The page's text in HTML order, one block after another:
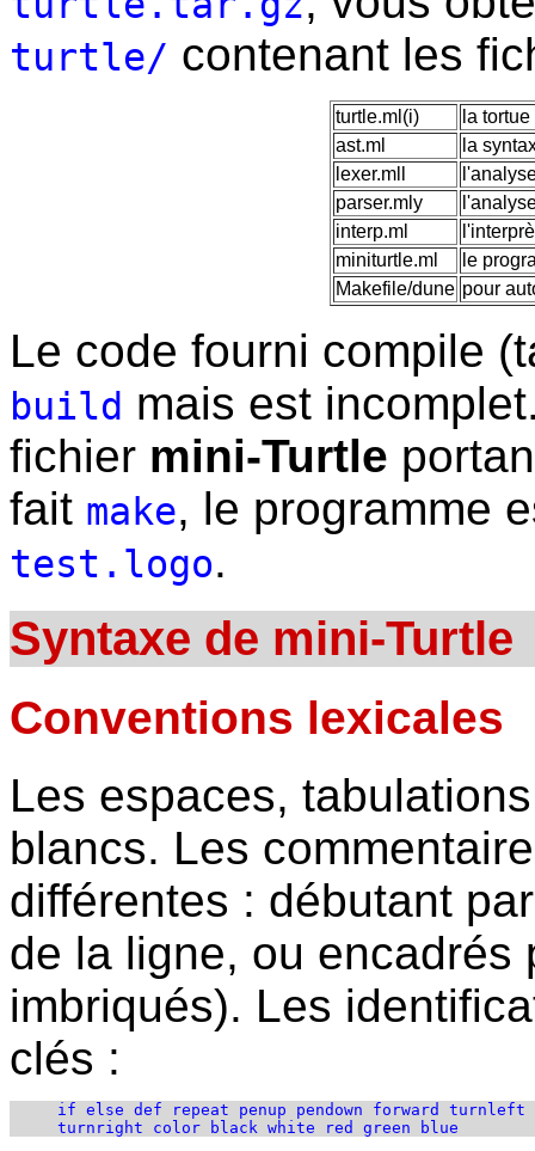
turtle/ contenant les
turtle.ml(i)
la
ast.ml
la
lexer.mll
parser.mly
interp.ml
miniturtle.ml
le
Makefile/dune pour
Le code fourni compile
build mais est
fichier mini-Turtle
fait make, le programme
test.logo.
Syntaxe de mini-Turtle
Conventions lexicales
Les espaces,
blancs. Les
différentes : débutant
de la ligne, ou encadrés
imbriqués). Les
clés :
     if else def repeat penup pendown forward turnleft